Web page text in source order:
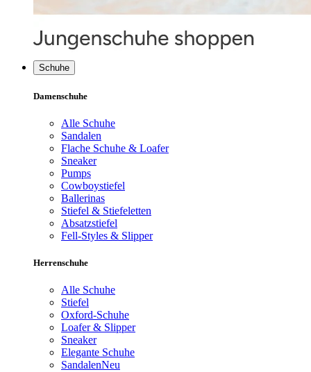
Schuhe
Damenschuhe
Alle Schuhe
Sandalen
Flache Schuhe & Loafer
Sneaker
Pumps
Cowboystiefel
Ballerinas
Stiefel & Stiefeletten
Absatzstiefel
Fell-Styles & Slipper
Herrenschuhe
Alle Schuhe
Stiefel
Oxford-Schuhe
Loafer & Slipper
Sneaker
Elegante Schuhe
SandalenNeu